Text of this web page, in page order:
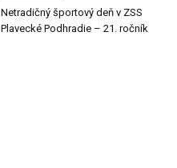
Netradičný športový deň v ZSS
Plavecké Podhradie – 21. ročník